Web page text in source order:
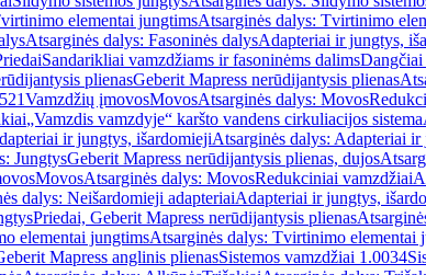
elementai jungtimsAtsarginės dalys: Tvirtinimo
Atsarginės dalys: Fasoninės dalysAdapteriai ir jungtys,
Sandarikliai vamzdžiams ir fasoninėms dalimsDangčiai
plienasGeberit Mapress nerūdijantysis plienas
Vamzdžių įmovosMovosAtsarginės dalys: Movos
„Vamzdis vamzdyje“ karšto vandens cirkuliacijos sistema
ir jungtys, išardomiejiAtsarginės dalys: Adapteriai
JungtysGeberit Mapress nerūdijantysis plienas, dujos
MovosAtsarginės dalys: MovosRedukciniai vamzdžiai
dalys: Neišardomieji adapteriaiAdapteriai ir jungtys,
Priedai, Geberit Mapress nerūdijantysis plienas
elementai jungtimsAtsarginės dalys: Tvirtinimo elementai
Mapress anglinis plienasSistemos vamzdžiai 1.0034